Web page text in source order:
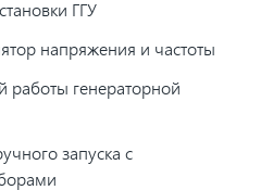
ГГУ
напряжения и частоты
работы генераторной
запуска с